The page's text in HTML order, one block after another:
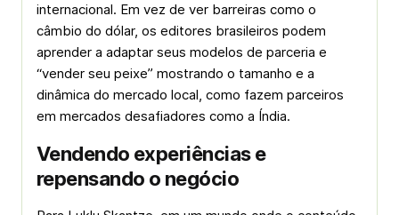
internacional. Em vez de ver barreiras como o
câmbio do dólar, os editores brasileiros podem
aprender a adaptar seus modelos de parceria e
“vender seu peixe” mostrando o tamanho e a
dinâmica do mercado local, como fazem parceiros
em mercados desafiadores como a Índia.
Vendendo experiências e
repensando o negócio